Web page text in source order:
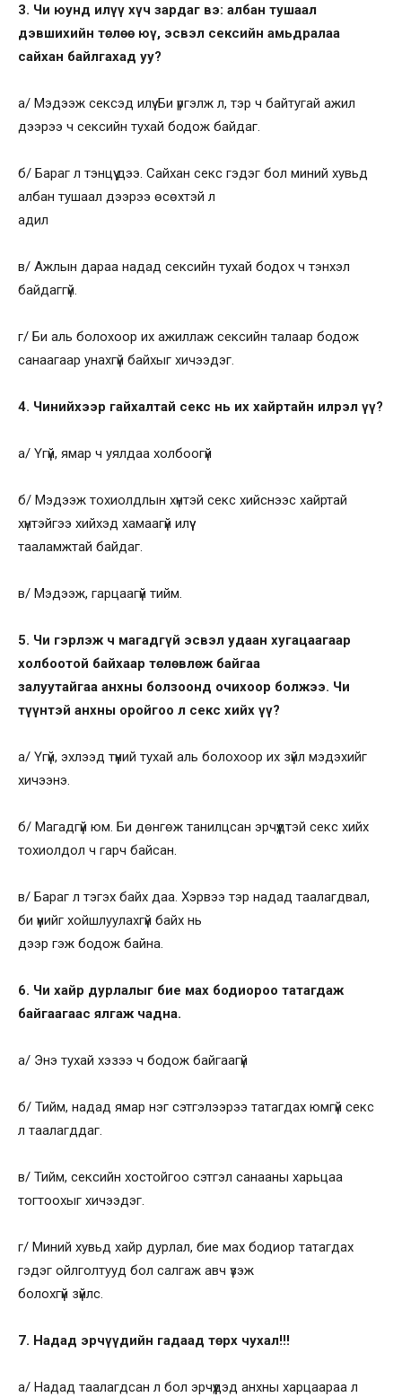
3. Чи юунд илүү хүч зардаг вэ: албан тушаал
дэвшихийн төлөө юү, эсвэл сексийн амьдралаа
сайхан байлгахад уу?
а/ Мэдээж сексэд илүү. Би үргэлж л, тэр ч байтугай ажил
дээрээ ч сексийн тухай бодож байдаг.
б/ Бараг л тэнцүү дээ. Сайхан секс гэдэг бол миний хувьд
албан тушаал дээрээ өсөхтэй л
адил
в/ Ажлын дараа надад сексийн тухай бодох ч тэнхэл
байдаггүй.
г/ Би аль болохоор их ажиллаж сексийн талаар бодож
санаагаар унахгүй байхыг хичээдэг.
4. Чинийхээр гайхалтай секс нь их хайртайн илрэл үү?
а/ Үгүй, ямар ч уялдаа холбоогүй
б/ Мэдээж тохиолдлын хүнтэй секс хийснээс хайртай
хүнтэйгээ хийхэд хамаагүй илүү
тааламжтай байдаг.
в/ Мэдээж, гарцаагүй тийм.
5. Чи гэрлэж ч магадгүй эсвэл удаан хугацаагаар
холбоотой байхаар төлөвлөж байгаа
залуутайгаа анхны болзоонд очихоор болжээ. Чи
түүнтэй анхны оройгоо л секс хийх үү?
а/ Үгүй, эхлээд түүний тухай аль болохоор их зүйл мэдэхийг
хичээнэ.
б/ Магадгүй юм. Би дөнгөж танилцсан эрчүүдтэй секс хийх
тохиолдол ч гарч байсан.
в/ Бараг л тэгэх байх даа. Хэрвээ тэр надад таалагдвал,
би үүнийг хойшлуулахгүй байх нь
дээр гэж бодож байна.
6. Чи хайр дурлалыг бие мах бодиороо татагдаж
байгаагаас ялгаж чадна.
а/ Энэ тухай хэзээ ч бодож байгаагүй
б/ Тийм, надад ямар нэг сэтгэлээрээ татагдах юмгүй секс
л таалагддаг.
в/ Тийм, сексийн хостойгоо сэтгэл санааны харьцаа
тогтоохыг хичээдэг.
г/ Миний хувьд хайр дурлал, бие мах бодиор татагдах
гэдэг ойлголтууд бол салгаж авч үзэж
болохгүй зүйлс.
7. Надад эрчүүдийн гадаад төрх чухал!!!
а/ Надад таалагдсан л бол эрчүүдэд анхны харцаараа л